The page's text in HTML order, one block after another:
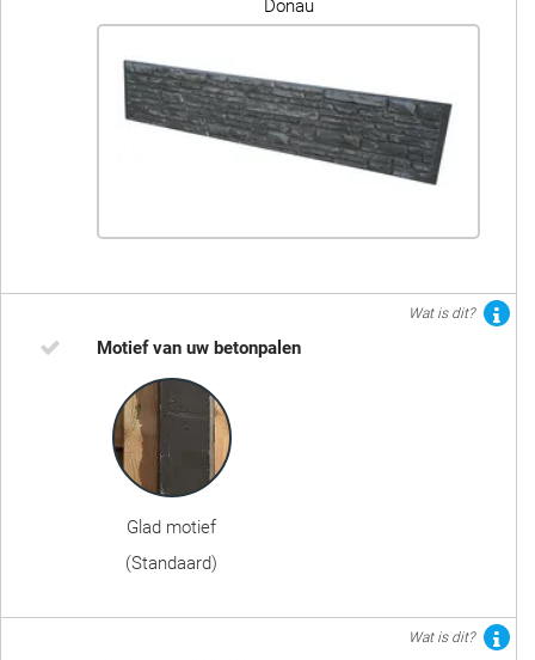
Donau
Wat is dit?
Motief van uw betonpalen
Glad motief
(Standaard)
Wat is dit?